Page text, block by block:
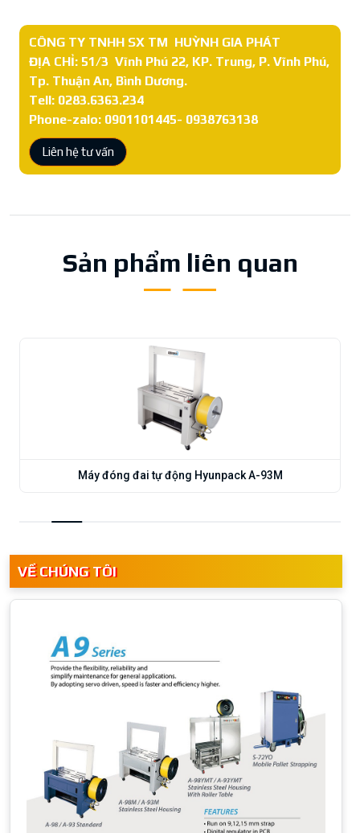
VỀ CHÚNG TÔI
CÔNG TY TNHH SX TM HUỲNH GIA PHÁT
ĐỊA CHỈ: 51/3 Vĩnh Phú 22, KP. Trung, P. Vĩnh Phú,
Tp. Thuận An, Bình Dương.
Tell: 0283.6363.234
Phone-zalo: 0901101445- 0938763138
Liên hệ tư vấn
Sản phẩm liên quan
Máy đóng đai tự động Hyunpack A-93M